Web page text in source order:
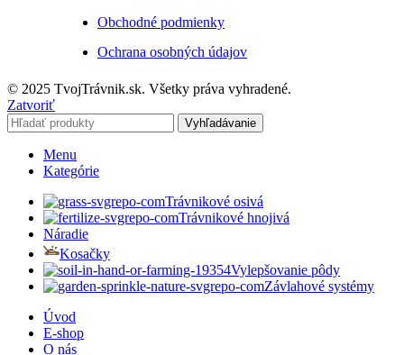
Obchodné podmienky
Ochrana osobných údajov
© 2025 TvojTrávnik.sk. Všetky práva vyhradené.
Zatvoriť
Vyhľadávanie
Menu
Kategórie
Trávnikové osivá
Trávnikové hnojivá
Náradie
Kosačky
Vylepšovanie pôdy
Závlahové systémy
Úvod
E-shop
O nás